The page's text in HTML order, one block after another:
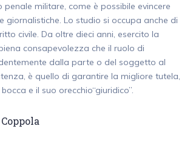
militare, come è possibile evincere
giornalistiche. Lo studio si occupa anche di
civile. Da oltre dieci anni, esercito la
consapevolezza che il ruolo di
dalla parte o del soggetto al
è quello di garantire la migliore tutela,
e il suo orecchio“giuridico”.